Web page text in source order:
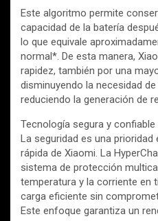
Este algoritmo permite
capacidad de la batería
lo que equivale
normal*. De esta manera,
rapidez, también por una
disminuyendo la necesidad
reduciendo la generación de
Tecnología segura y confiable
La seguridad es una
rápida de Xiaomi. La
sistema de protección
temperatura y la corriente en
carga eficiente sin
Este enfoque garantiza un